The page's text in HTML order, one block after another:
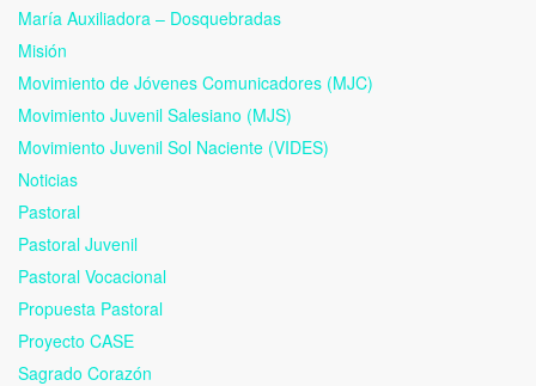
María Auxiliadora – Dosquebradas
Misión
Movimiento de Jóvenes Comunicadores (MJC)
Movimiento Juvenil Salesiano (MJS)
Movimiento Juvenil Sol Naciente (VIDES)
Noticias
Pastoral
Pastoral Juvenil
Pastoral Vocacional
Propuesta Pastoral
Proyecto CASE
Sagrado Corazón